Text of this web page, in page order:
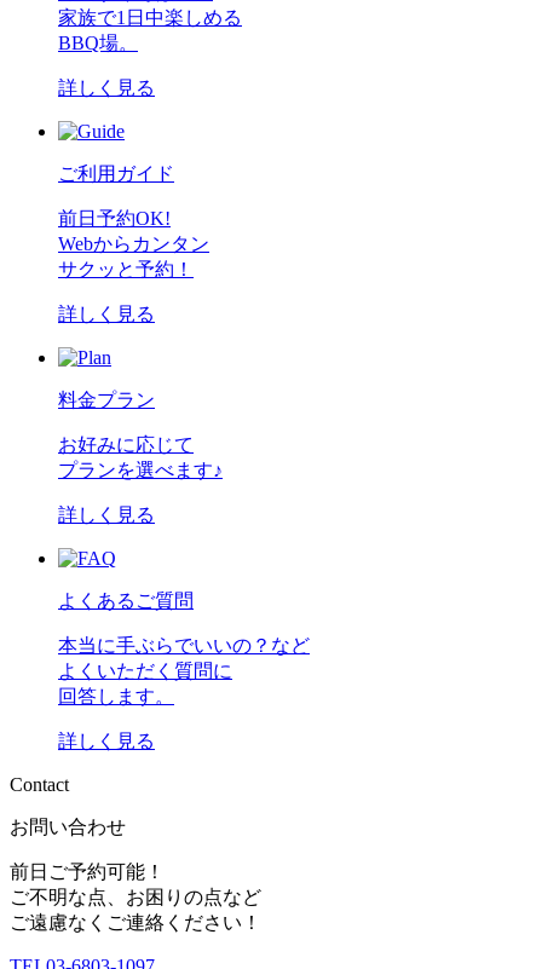
家族で1日中楽しめる
BBQ場。
詳しく見る
ご利用ガイド
前日予約OK!
Webからカンタン
サクッと予約！
詳しく見る
料金プラン
お好みに応じて
プランを選べます♪
詳しく見る
よくあるご質問
本当に手ぶらでいいの？など
よくいただく質問に
回答します。
詳しく見る
Contact
お問い合わせ
前日ご予約可能！
ご不明な点、お困りの点など
ご遠慮なくご連絡ください！